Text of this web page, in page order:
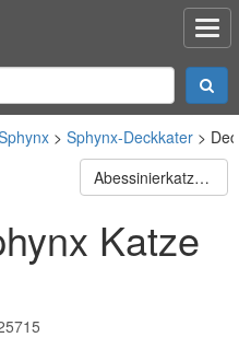
Sphynx-Deckkater
Abessinierkatzen
Katze